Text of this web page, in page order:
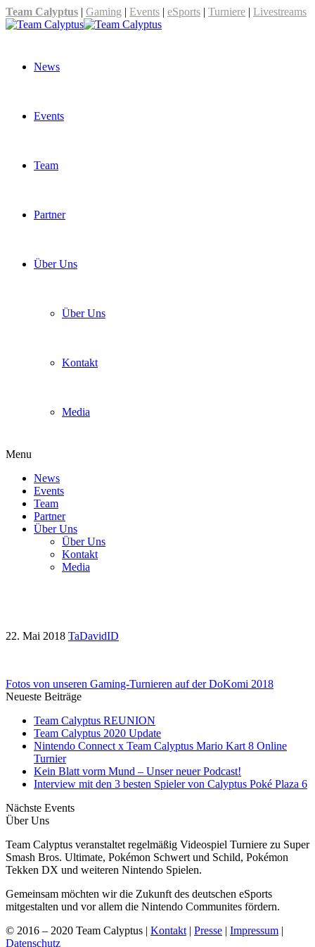
Team Calyptus | Gaming | Events | eSports | Turniere | Livestreams
News
Events
Team
Partner
Über Uns
Über Uns
Kontakt
Media
Menu
News
Events
Team
Partner
Über Uns
Über Uns
Kontakt
Media
22. Mai 2018 TaDavidID
Fotos von unseren Gaming-Turnieren auf der DoKomi 2018
Neueste Beiträge
Team Calyptus REUNION
Team Calyptus 2020 Update
Nintendo Connect x Team Calyptus Mario Kart 8 Online
Turnier
Kein Blatt vorm Mund – Unser neuer Podcast!
Interview mit den 3 besten Spieler von Calyptus Poké Plaza 6
Nächste Events
Über Uns
Team Calyptus veranstaltet regelmäßig Videospiel Turniere zu Super
Smash Bros. Ultimate, Pokémon Schwert und Schild, Pokémon
Tekken DX und weiteren Nintendo Spielen.
Gemeinsam möchten wir die Zukunft des deutschen eSports
mitgestalten und vor allem die Nintendo Communites fördern.
© 2016 – 2020 Team Calyptus | Kontakt | Presse | Impressum |
Datenschutz